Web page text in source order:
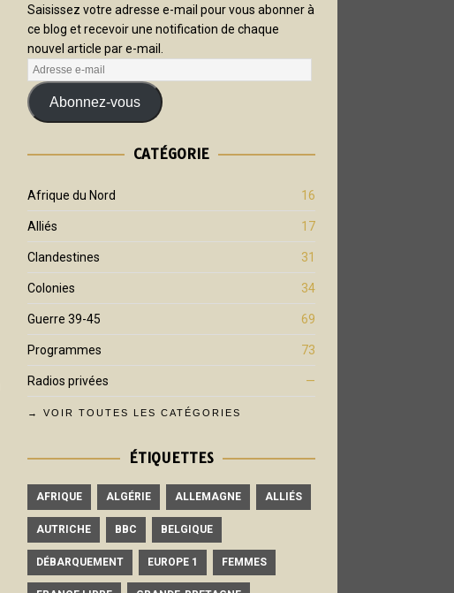
Saisissez votre adresse e-mail pour vous abonner à
ce blog et recevoir une notification de chaque
nouvel article par e-mail.
Abonnez-vous
CATÉGORIE
Afrique du Nord 16
Alliés 17
Clandestines 31
Colonies 34
Guerre 39-45 69
Programmes 73
Radios privées —
→ VOIR TOUTES LES CATÉGORIES
ÉTIQUETTES
AFRIQUE ALGÉRIE ALLEMAGNE ALLIÉS
AUTRICHE BBC BELGIQUE
DÉBARQUEMENT EUROPE 1 FEMMES